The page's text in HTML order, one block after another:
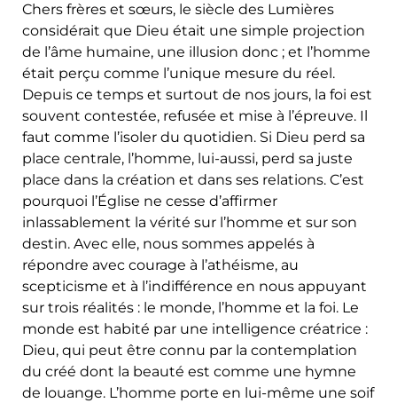
Chers frères et sœurs, le siècle des Lumières
considérait que Dieu était une simple projection
de l’âme humaine, une illusion donc ; et l’homme
était perçu comme l’unique mesure du réel.
Depuis ce temps et surtout de nos jours, la foi est
souvent contestée, refusée et mise à l’épreuve. Il
faut comme l’isoler du quotidien. Si Dieu perd sa
place centrale, l’homme, lui-aussi, perd sa juste
place dans la création et dans ses relations. C’est
pourquoi l’Église ne cesse d’affirmer
inlassablement la vérité sur l’homme et sur son
destin. Avec elle, nous sommes appelés à
répondre avec courage à l’athéisme, au
scepticisme et à l’indifférence en nous appuyant
sur trois réalités : le monde, l’homme et la foi. Le
monde est habité par une intelligence créatrice :
Dieu, qui peut être connu par la contemplation
du créé dont la beauté est comme une hymne
de louange. L’homme porte en lui-même une soif